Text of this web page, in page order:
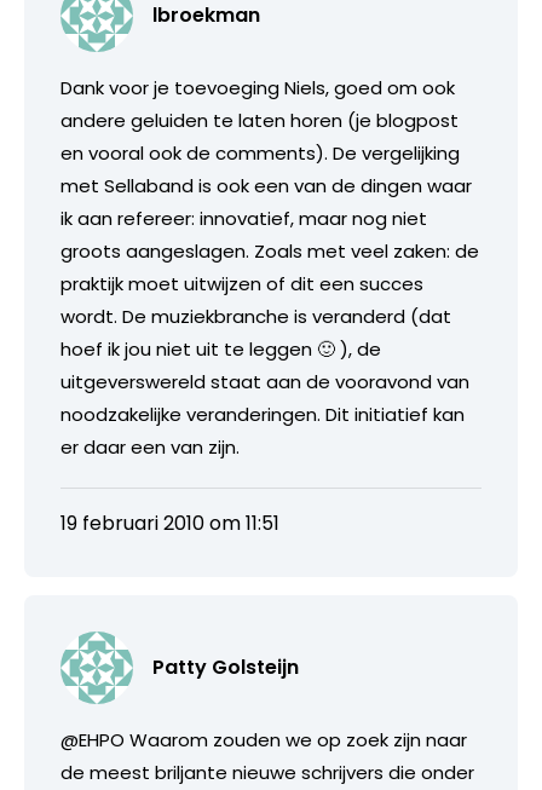
lbroekman
Dank voor je toevoeging Niels, goed om ook
andere geluiden te laten horen (je blogpost
en vooral ook de comments). De vergelijking
met Sellaband is ook een van de dingen waar
ik aan refereer: innovatief, maar nog niet
groots aangeslagen. Zoals met veel zaken: de
praktijk moet uitwijzen of dit een succes
wordt. De muziekbranche is veranderd (dat
hoef ik jou niet uit te leggen 🙂 ), de
uitgeverswereld staat aan de vooravond van
noodzakelijke veranderingen. Dit initiatief kan
er daar een van zijn.
19 februari 2010 om 11:51
Patty Golsteijn
@EHPO Waarom zouden we op zoek zijn naar
de meest briljante nieuwe schrijvers die onder